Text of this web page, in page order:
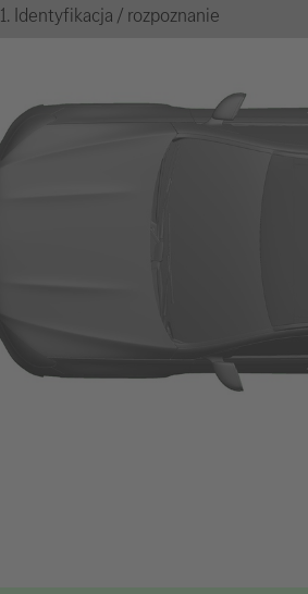
1. Identyfikacja / rozpoznanie